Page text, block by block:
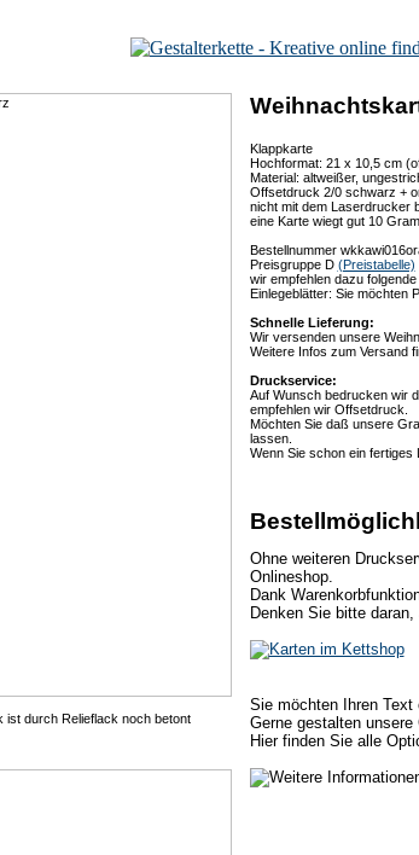
durch Relieflack noch betont
Klappkarte
Hochformat: 21 x 10,5 cm
Material: altweißer,
Offsetdruck 2/0 schwarz +
nicht mit dem Laserdrucker
eine Karte wiegt gut 10
Bestellnummer
Preisgruppe D (Preistabelle)
wir empfehlen dazu
Einlegeblätter: Sie möchten
Schnelle Lieferung:
Wir versenden unsere
Weitere Infos zum Versand
Druckservice:
Auf Wunsch bedrucken wir
empfehlen wir Offsetdruck.
Möchten Sie daß unsere
lassen.
Wenn Sie schon ein fertiges
Ohne weiteren
Onlineshop.
Dank
Denken Sie bitte
Sie möchten Ihren
Gerne gestalten
Hier finden Sie alle